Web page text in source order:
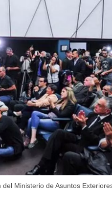
Ministerio de Asuntos